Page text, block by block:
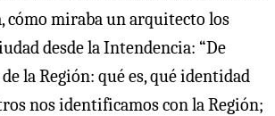
cómo miraba un arquitecto los
desde la Intendencia: “De
la Región: qué es, qué identidad
nos identificamos con la Región;